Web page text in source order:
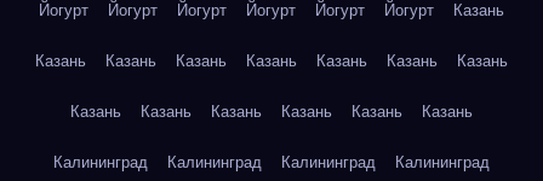
Йогурт Йогурт Йогурт Йогурт Йогурт Йогурт Казань
Казань Казань Казань Казань Казань Казань Казань
Казань Казань Казань Казань Казань Казань
Калининград Калининград Калининград Калининград